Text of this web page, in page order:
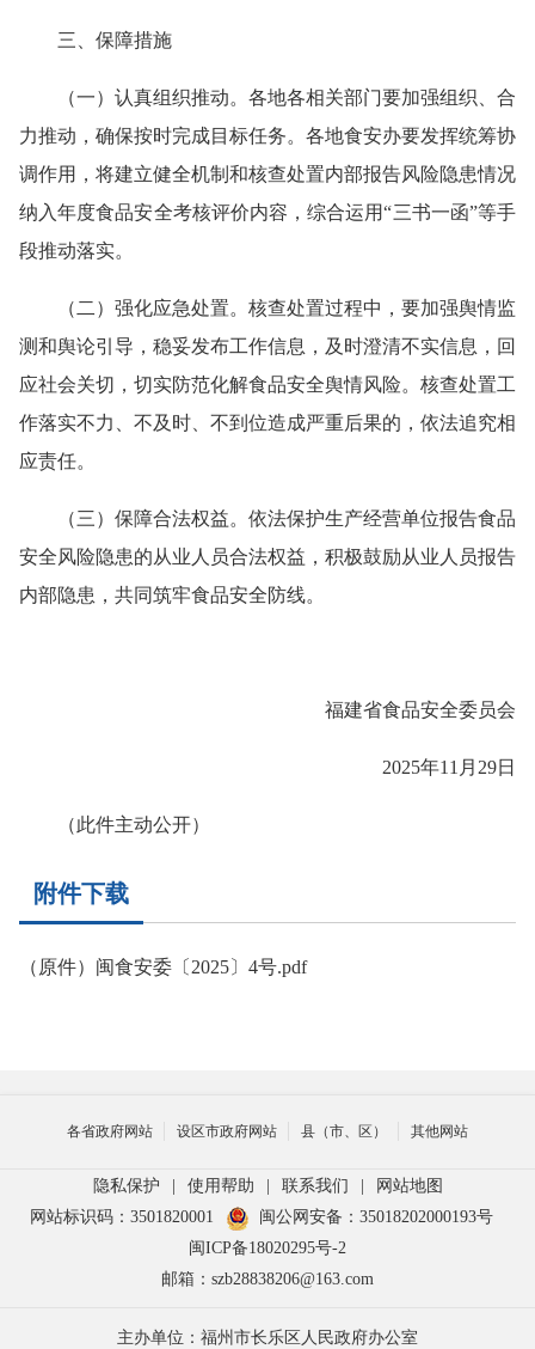
三、保障措施
（一）认真组织推动。各地各相关部门要加强组织、合
力推动，确保按时完成目标任务。各地食安办要发挥统筹协
调作用，将建立健全机制和核查处置内部报告风险隐患情况
纳入年度食品安全考核评价内容，综合运用“三书一函”等手
段推动落实。
（二）强化应急处置。核查处置过程中，要加强舆情监
测和舆论引导，稳妥发布工作信息，及时澄清不实信息，回
应社会关切，切实防范化解食品安全舆情风险。核查处置工
作落实不力、不及时、不到位造成严重后果的，依法追究相
应责任。
（三）保障合法权益。依法保护生产经营单位报告食品
安全风险隐患的从业人员合法权益，积极鼓励从业人员报告
内部隐患，共同筑牢食品安全防线。
福建省食品安全委员会
2025年11月29日
（此件主动公开）
附件下载
（原件）闽食安委〔2025〕4号.pdf
各省政府网站 设区市政府网站 县（市、区） 其他网站
隐私保护 使用帮助 联系我们
网站地图
网站标识码：3501820001
闽公网安备：35018202000193号
闽ICP备18020295号-2
邮箱：szb28838206@163.com
主办单位：福州市长乐区人民政府办公室